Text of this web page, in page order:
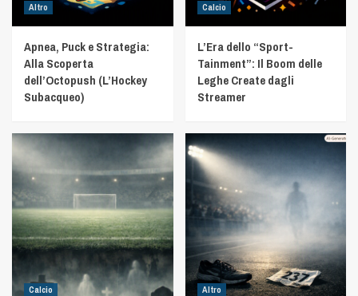
Altro
Apnea, Puck e Strategia:
Alla Scoperta
dell’Octopush (L’Hockey
Subacqueo)
Calcio
L’Era dello “Sport-
Tainment”: Il Boom delle
Leghe Create dagli
Streamer
Calcio Altro